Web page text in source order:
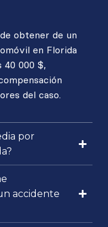
obtener de un
en Florida
40 000 $,
del caso.
por
accidente